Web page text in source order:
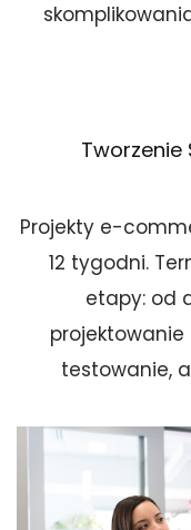
Tworzenie
Projekty e-
12 tygodni.
etapy: od
testowanie,